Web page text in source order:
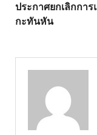
ประกาศยกเลิกการ
กะทันหัน